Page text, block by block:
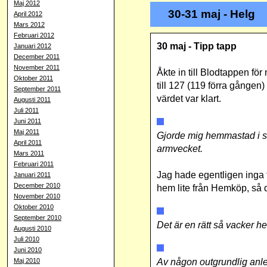
30-31 maj - Helg
30 maj - Tipp tapp
Åkte in till Blodtappen för
till 127 (119 förra
värdet var klart.
Gjorde mig hemmastad i
armvecket.
Jag hade egentligen
hem lite från Hemköp, så
Det är en rätt så vacker
Av någon outgrundlig
Maj 2012
April 2012
Mars 2012
Februari 2012
Januari 2012
December 2011
November 2011
Oktober 2011
September 2011
Augusti 2011
Juli 2011
Juni 2011
Maj 2011
April 2011
Mars 2011
Februari 2011
Januari 2011
December 2010
November 2010
Oktober 2010
September 2010
Augusti 2010
Juli 2010
Juni 2010
Maj 2010